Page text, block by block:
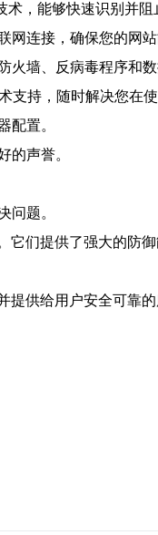
，能够快速识别并阻
连接，确保您的网
墙、反病毒程序和
持，随时解决您在使
配置。
的声誉。
问题。
们提供了强大的防
供给用户安全可靠的